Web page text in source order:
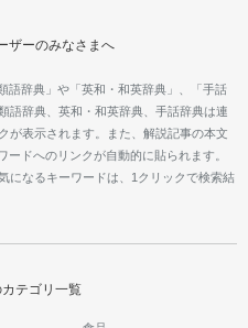
ザーのみなさまへ
語辞典」や「英和・和英辞典」、「手話
語辞典、英和・和英辞典、手話辞典は連
が表示されます。また、解説記事の本文
ドへのリンクが自動的に貼られます。
になるキーワードは、1クリックで検索結
テゴリ一覧